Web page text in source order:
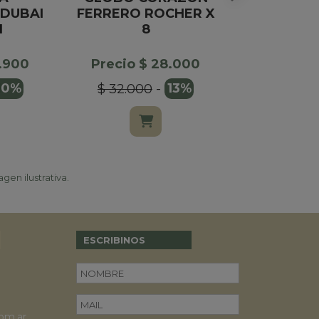
FERRERO ROCHER X
8
Precio $ 28.000
$ 32.000- 13%
ilustrativa.
ESCRIBINOS